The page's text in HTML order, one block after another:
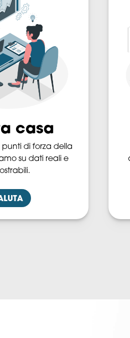
casa
di forza della
su dati reali e